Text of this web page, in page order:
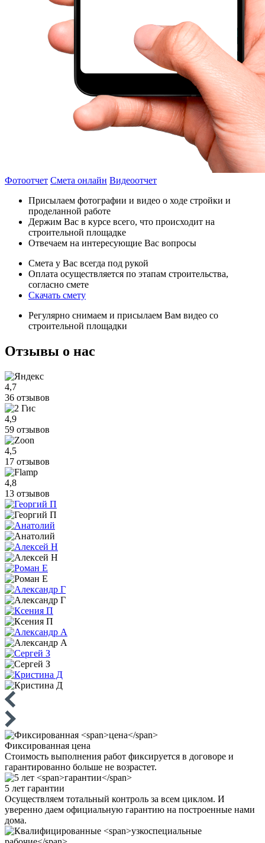
Фотоотчет Смета онлайн Видеоотчет
Присылаем фотографии и видео о ходе стройки и
проделанной работе
Держим Вас в курсе всего, что происходит на
строительной площадке
Отвечаем на интересующие Вас вопросы
Смета у Вас всегда под рукой
Оплата осуществляется по этапам строительства,
согласно смете
Скачать смету
Регулярно снимаем и присылаем Вам видео со
строительной площадки
Отзывы о нас
4,7
36 отзывов
4,9
59 отзывов
4,5
17 отзывов
4,8
13 отзывов
Фиксированная цена
Стоимость выполнения работ фиксируется в договоре и
гарантированно больше не возрастет.
5 лет гарантии
Осуществляем тотальный контроль за всем циклом. И
уверенно даем официальную гарантию на построенные нами
дома.